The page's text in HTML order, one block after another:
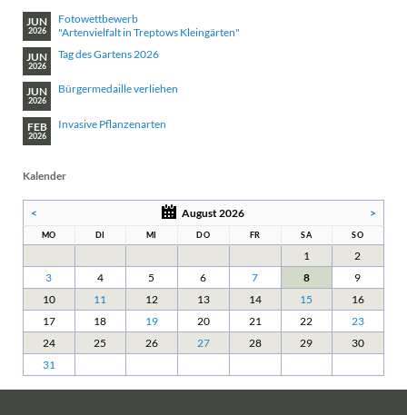
JUN
2026
Fotowettbewerb
"Artenvielfalt in Treptows Kleingärten"
JUN
2026
Tag des Gartens 2026
JUN
2026
Bürgermedaille verliehen
FEB
2026
Invasive Pflanzenarten
Kalender
< August 2026 >
MO DI MI DO FR SA SO
1
2
3
4 5 6 7 8
9
10
11 12 13 14 15
16
17
18 19 20 21 22
23
24
25 26 27 28 29
30
31